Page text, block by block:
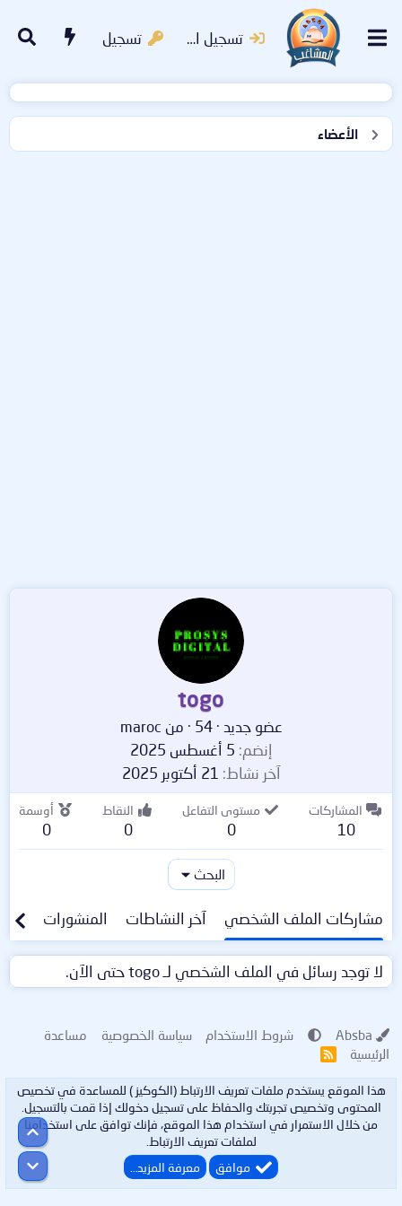
تسجيل الدخول تسجيل
الأعضاء
togo
عضو جديد ·
54
· من maroc
إنضم 5 أغسطس 2025
آخر نشاط 21 أكتوبر 2025
المشاركات
10
مستوى التفاعل
0
النقاط
0
أوسمة
0
البحث
مشاركات الملف الشخصي آخر النشاطات المنشورات
لا توجد رسائل في الملف الشخصي لـ togo حتى الآن.
شروط الاستخدام سياسة الخصوصية
مساعدة
الرئيسية
R
هذا الموقع يستخدم ملفات تعريف الارتباط (الكوكيز ) للمساعدة في تخصيص
المحتوى وتخصيص تجربتك والحفاظ على تسجيل دخولك إذا قمت بالتسجيل.
من خلال الاستمرار في استخدام هذا الموقع، فإنك توافق على استخدامنا
لملفات تعريف الارتباط.
موافق
معرفة المزيد…
أعلى